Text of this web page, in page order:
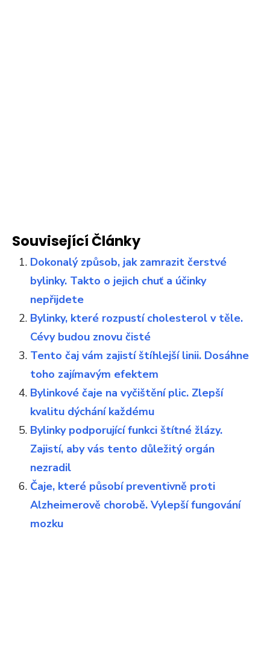
Související Články
Dokonalý způsob, jak zamrazit čerstvé
bylinky. Takto o jejich chuť a účinky
nepřijdete
Bylinky, které rozpustí cholesterol v těle.
Cévy budou znovu čisté
Tento čaj vám zajistí štíhlejší linii. Dosáhne
toho zajímavým efektem
Bylinkové čaje na vyčištění plic. Zlepší
kvalitu dýchání každému
Bylinky podporující funkci štítné žlázy.
Zajistí, aby vás tento důležitý orgán
nezradil
Čaje, které působí preventivně proti
Alzheimerově chorobě. Vylepší fungování
mozku